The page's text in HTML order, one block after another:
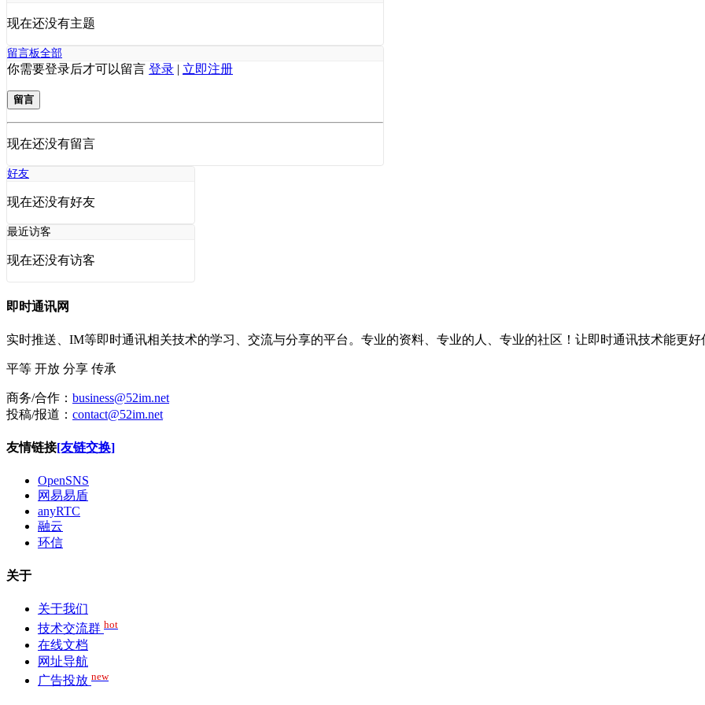
现在还没有主题
留言板全部
你需要登录后才可以留言 登录 | 立即注册
留言
现在还没有留言
好友
现在还没有好友
最近访客
现在还没有访客
即时通讯网
实时推送、IM等即时通讯相关技术的学习、交流与分享的平台。专业的资料、专业的人、专业的社区！让即时通讯技术能更好
平等 开放 分享 传承
商务/合作： business@52im.net
投稿/报道： contact@52im.net
友情链接[友链交换]
OpenSNS
网易易盾
anyRTC
融云
环信
关于
关于我们
技术交流群 hot
在线文档
网址导航
广告投放 new